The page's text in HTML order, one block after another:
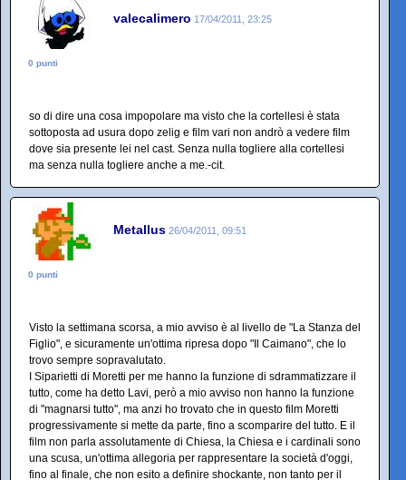
valecalimero 17/04/2011, 23:25
0 punti
so di dire una cosa impopolare ma visto che la cortellesi è stata
sottoposta ad usura dopo zelig e film vari non andrò a vedere film
dove sia presente lei nel cast. Senza nulla togliere alla cortellesi
ma senza nulla togliere anche a me.-cit.
Metallus 26/04/2011, 09:51
0 punti
Visto la settimana scorsa, a mio avviso è al livello de "La Stanza del
Figlio", e sicuramente un'ottima ripresa dopo "Il Caimano", che lo
trovo sempre sopravalutato.
I Siparietti di Moretti per me hanno la funzione di sdrammatizzare il
tutto, come ha detto Lavi, però a mio avviso non hanno la funzione
di "magnarsi tutto", ma anzi ho trovato che in questo film Moretti
progressivamente si mette da parte, fino a scomparire del tutto. E il
film non parla assolutamente di Chiesa, la Chiesa e i cardinali sono
una scusa, un'ottima allegoria per rappresentare la società d'oggi,
fino al finale, che non esito a definire shockante, non tanto per il